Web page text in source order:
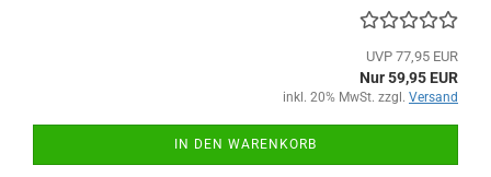
UVP 77,95 EUR
Nur 59,95 EUR
inkl. 20% MwSt. zzgl. Versand
IN DEN WARENKORB